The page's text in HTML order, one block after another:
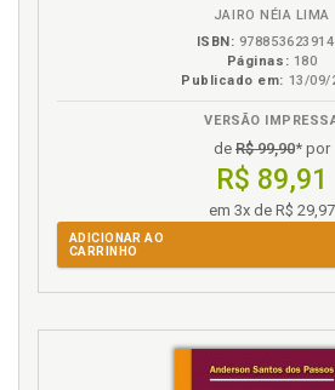
JAIRO NÉIA LIMA
ISBN:
Páginas: 180
Publicado em: 13/09/
VERSÃO
de R$ 99,90* por
R$ 89,91
em 3x de R$ 29,97
ADICIONAR AO
CARRINHO